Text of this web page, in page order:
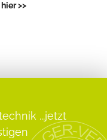
>>
...jetzt